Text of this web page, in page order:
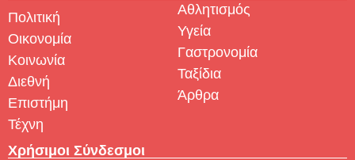
Πολιτική
Οικονομία
Κοινωνία
Διεθνή
Επιστήμη
Τέχνη
Αθλητισμός
Υγεία
Γαστρονομία
Ταξίδια
Άρθρα
Χρήσιμοι Σύνδεσμοι